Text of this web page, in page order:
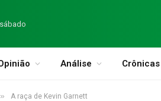
Análise Crônicas
» A raça de Kevin Garnett